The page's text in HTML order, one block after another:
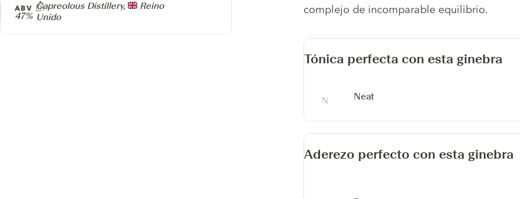
Producer
Capreolous Distillery,
Reino
Unido
ABV
47%
complejo de incomparable equilibrio.
Tónica perfecta con esta ginebra
Neat
Aderezo perfecto con esta ginebra